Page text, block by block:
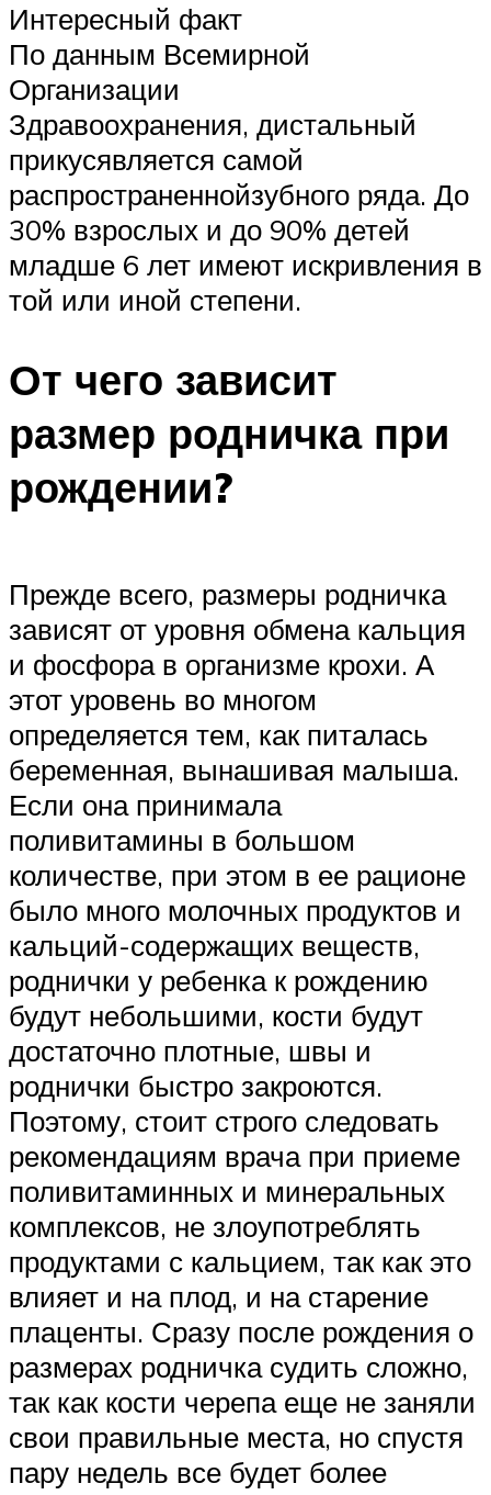
Интересный факт
По данным Всемирной
Организации
Здравоохранения, дистальный
прикусявляется самой
распространеннойзубного ряда. До
30% взрослых и до 90% детей
младше 6 лет имеют искривления в
той или иной степени.
От чего зависит
размер родничка при
рождении?
Прежде всего, размеры родничка
зависят от уровня обмена кальция
и фосфора в организме крохи. А
этот уровень во многом
определяется тем, как питалась
беременная, вынашивая малыша.
Если она принимала
поливитамины в большом
количестве, при этом в ее рационе
было много молочных продуктов и
кальций-содержащих веществ,
роднички у ребенка к рождению
будут небольшими, кости будут
достаточно плотные, швы и
роднички быстро закроются.
Поэтому, стоит строго следовать
рекомендациям врача при приеме
поливитаминных и минеральных
комплексов, не злоупотреблять
продуктами с кальцием, так как это
влияет и на плод, и на старение
плаценты. Сразу после рождения о
размерах родничка судить сложно,
так как кости черепа еще не заняли
свои правильные места, но спустя
пару недель все будет более